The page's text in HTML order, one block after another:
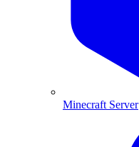
Minecraft Server